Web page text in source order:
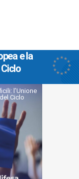
e la
l’Unione
Ciclo